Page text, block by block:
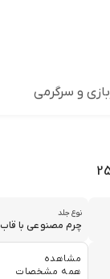
بازي و سرگرمي
نوع جلد
چرم مصنوعی با قاب
مشاهده
همه مشخصات